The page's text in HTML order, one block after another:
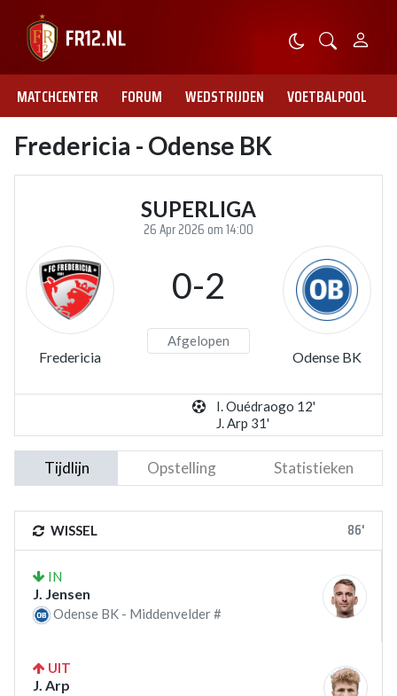
MATCHCENTER FORUM WEDSTRIJDEN VOETBALPOOL
Fredericia - Odense BK
SUPERLIGA
26 Apr 2026 om 14:00
Fredericia
0-2
Afgelopen
Odense BK
I. Ouédraogo 12'
J. Arp 31'
Tijdlijn Opstelling Statistieken
WISSEL 86'
IN
J. Jensen
Odense BK - Middenvelder #
UIT
J. Arp